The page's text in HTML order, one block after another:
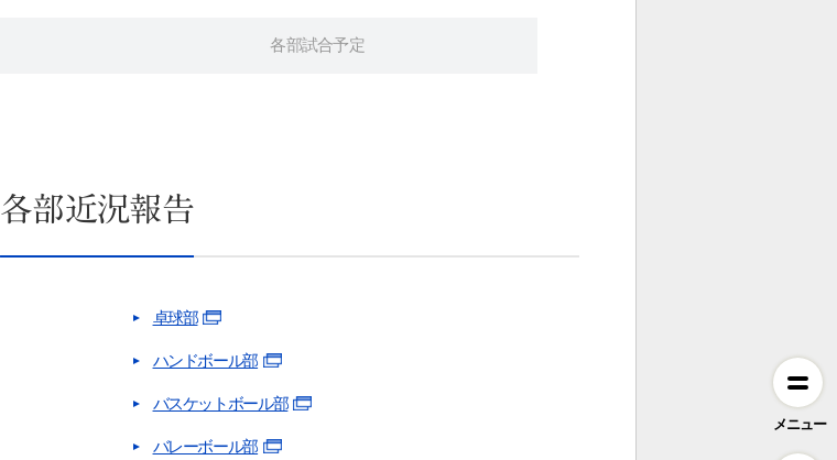
メニュー
各部試合予定
各部近況報告
卓球部
ハンドボール部
バスケットボール部
バレーボール部